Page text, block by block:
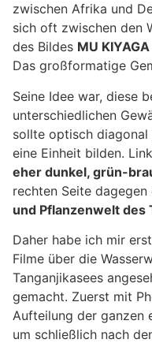
zwischen Afrika und
sich oft zwischen den
des Bildes MU
Das großformatige
Seine Idee war, diese
unterschiedlichen
sollte optisch
eine Einheit bilden.
eher dunkel, grün-
rechten Seite dagegen
und Pflanzenwelt des
Daher habe ich mir
Filme über die
Tanganjikasees
gemacht. Zuerst mit
Aufteilung der ganzen
um schließlich nach